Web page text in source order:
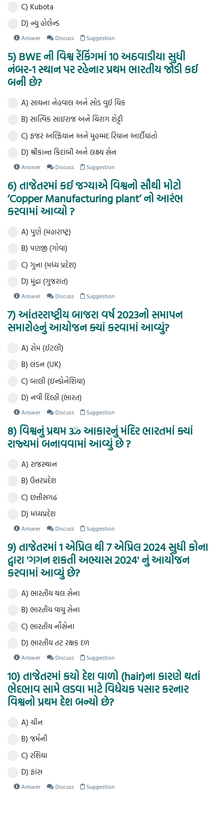
C) Kubota
D) ન્યુ હોલેન્ડ
Answer Discuss Suggestion
5) BWE ની વિશ્વ રેંકિંગમાં 10 અઠવાડીયા સુધી
નંબર-1 સ્થાન પર રહેનાર પ્રથમ ભારતીય જોડી કઈ
બની છે?
A) સાયના નેહવાલ અને સોડ વુઈ યિક
B) સાત્વિક સાઇરાજ અને ચિરાગ શેટ્ટી
C) ફજર અલ્ફિયાન અને મુહમ્મદ રિયાન આર્દીયાંતો
D) શ્રીકાન્ત કિદાંબી અને લક્ષ્ય સેન
Answer Discuss Suggestion
6) તાજેતરમાં કઈ જગ્યાએ વિશ્વનો સૌથી મોટો
‘Copper Manufacturing plant’ નો આરંભ
કરવામાં આવ્યો ?
A) પુણે (મહારાષ્ટ્ર)
B) પણજી (ગોવા)
C) ગુના (મધ્ય પ્રદેશ)
D) મુંદ્રા (ગુજરાત)
Answer Discuss Suggestion
7) આંતરરાષ્ટ્રીય બાજરા વર્ષ 2023નો સમાપન
સમારોહનું આયોજન ક્યાં કરવામાં આવ્યું?
A) રોમ (ઈટલી)
B) લંડન (UK)
C) બાલી (ઇન્ડોનેશિયા)
D) નવી દિલ્હી (ભારત)
Answer Discuss Suggestion
8) વિશ્વનું પ્રથમ ૐ આકારનું મંદિર ભારતમાં ક્યાં
રાજ્યમાં બનાવવામાં આવ્યું છે ?
A) રાજસ્થાન
B) ઉત્તરપ્રદેશ
C) છત્તીસગઢ
D) મધ્યપ્રદેશ
Answer Discuss Suggestion
9) તાજેતરમાં 1 એપ્રિલ થી 7 એપ્રિલ 2024 સુધી કોના
દ્વારા 'ગગન શકતી અભ્યાસ 2024' નું આયોજન
કરવામાં આવ્યું છે?
A) ભારતીય થલ સેના
B) ભારતીય વાયુ સેના
C) ભારતીય નૌસેના
D) ભારતીય તટ રક્ષક દળ
Answer Discuss Suggestion
10) તાજેતરમાં કયો દેશ વાળો (hair)ના કારણે થતાં
ભેદભાવ સામે લડવા માટે વિધેયક પસાર કરનાર
વિશ્વનો પ્રથમ દેશ બન્યો છે?
A) ચીન
B) જર્મની
C) રશિયા
D) ફાંસ
Answer Discuss Suggestion